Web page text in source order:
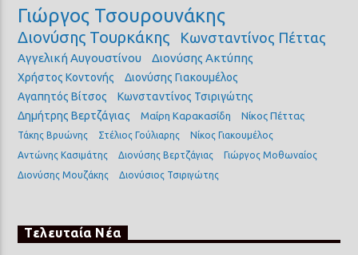
Γιώργος Τσουρουνάκης
Διονύσης Τουρκάκης Κωνσταντίνος Πέττας
Αγγελική Αυγουστίνου Διονύσης Ακτύπης
Χρήστος Κοντονής
Διονύσης Γιακουμέλος
Αγαπητός Βίτσος
Κωνσταντίνος Τσιριγώτης
Δημήτρης Βερτζάγιας
Μαίρη Καρακασίδη Νίκος Πέττας
Τάκης Βρυώνης Στέλιος Γούλιαρης
Νίκος Γιακουμέλος
Αντώνης Κασιμάτης
Διονύσης Βερτζάγιας
Γιώργος Μοθωναίος
Διονύσης Μουζάκης
Διονύσιος Τσιριγώτης
Τελευταία Νέα